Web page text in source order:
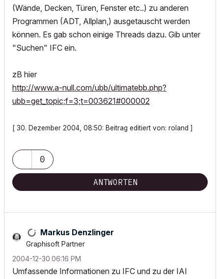
(Wände, Decken, Türen, Fenster etc..) zu anderen
Programmen (ADT, Allplan,) ausgetauscht werden
können. Es gab schon einige Threads dazu. Gib unter
"Suchen" IFC ein.
zB hier
http://www.a-null.com/ubb/ultimatebb.php?
ubb=get_topic;f=3;t=003621#000002
[ 30. Dezember 2004, 08:50: Beitrag editiert von: roland ]
0
ANTWORTEN
Markus Denzlinger
Graphisoft Partner
‎2004-12-30 06:16 PM
Umfassende Informationen zu IFC und zu der IAI